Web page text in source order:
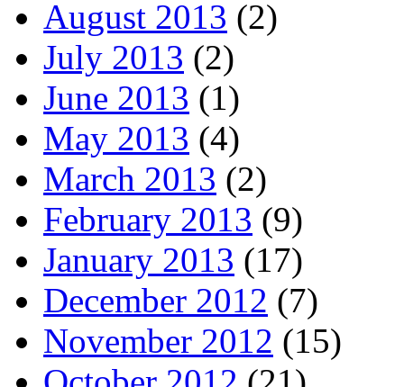
August 2013 (2)
July 2013 (2)
June 2013 (1)
May 2013 (4)
March 2013 (2)
February 2013 (9)
January 2013 (17)
December 2012 (7)
November 2012 (15)